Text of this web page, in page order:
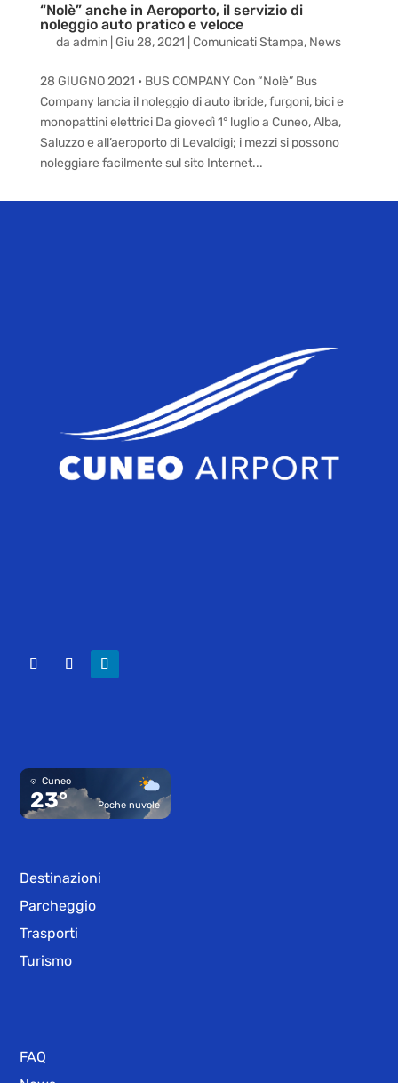
“Nolè” anche in Aeroporto, il servizio di
noleggio auto pratico e veloce
daadmin |Giu 28, 2021 |Comunicati Stampa, News
28 GIUGNO 2021 • BUS COMPANY Con “Nolè” Bus
Company lancia il noleggio di auto ibride, furgoni, bici e
monopattini elettrici Da giovedì 1° luglio a Cuneo, Alba,
Saluzzo e all’aeroporto di Levaldigi; i mezzi si possono
noleggiare facilmente sul sito Internet...
Cuneo
23° Poche nuvole
Destinazioni
Parcheggio
Trasporti
Turismo
FAQ